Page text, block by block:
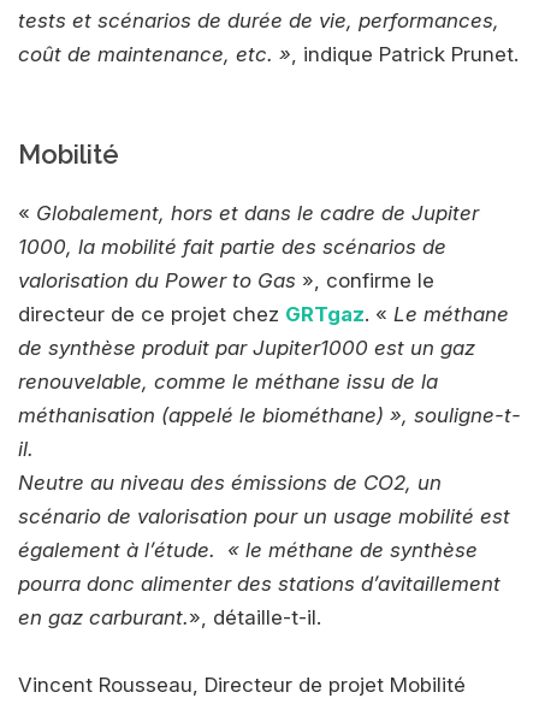
tests et scénarios de durée de vie, performances,
coût de maintenance, etc. » , indique Patrick Prunet.
Mobilité
« Globalement, hors et dans le cadre de Jupiter
1000, la mobilité fait partie des scénarios de
valorisation du Power to Gas », confirme le
directeur de ce projet chez GRTgaz. « Le méthane
de synthèse produit par Jupiter1000 est un gaz
renouvelable, comme le méthane issu de la
méthanisation (appelé le biométhane) », souligne-t-
il.
Neutre au niveau des émissions de CO2, un
scénario de valorisation pour un usage mobilité est
également à l’étude. « le méthane de synthèse
pourra donc alimenter des stations d’avitaillement
en gaz carburant.», détaille-t-il.
Vincent Rousseau, Directeur de projet Mobilité